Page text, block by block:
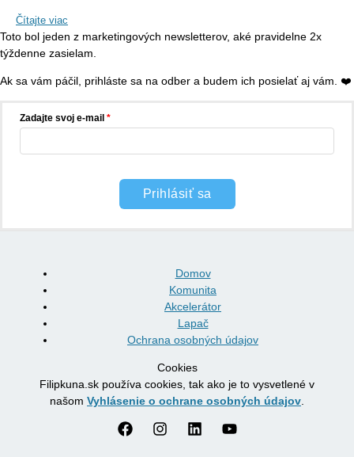
Čítajte viac
Toto bol jeden z marketingových newsletterov, aké pravidelne 2x
týždenne zasielam.
Ak sa vám páčil, prihláste sa na odber a budem ich posielať aj vám. ❤️
Zadajte svoj e-mail
Prihlásiť sa
Domov
Komunita
Akcelerátor
Lapač
Ochrana osobných údajov
Cookies
Filipkuna.sk používa cookies, tak ako je to vysvetlené v
našom Vyhlásenie o ochrane osobných údajov.